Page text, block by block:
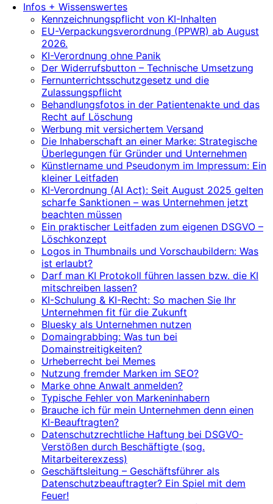
Infos + Wissenswertes
Kennzeichnungspflicht von KI-Inhalten
EU-Verpackungsverordnung (PPWR) ab August
2026.
KI-Verordnung ohne Panik
Der Widerrufsbutton – Technische Umsetzung
Fernunterrichtsschutzgesetz und die
Zulassungspflicht
Behandlungsfotos in der Patientenakte und das
Recht auf Löschung
Werbung mit versichertem Versand
Die Inhaberschaft an einer Marke: Strategische
Überlegungen für Gründer und Unternehmen
Künstlername und Pseudonym im Impressum: Ein
kleiner Leitfaden
KI-Verordnung (AI Act): Seit August 2025 gelten
scharfe Sanktionen – was Unternehmen jetzt
beachten müssen
Ein praktischer Leitfaden zum eigenen DSGVO –
Löschkonzept
Logos in Thumbnails und Vorschaubildern: Was
ist erlaubt?
Darf man KI Protokoll führen lassen bzw. die KI
mitschreiben lassen?
KI-Schulung & KI-Recht: So machen Sie Ihr
Unternehmen fit für die Zukunft
Bluesky als Unternehmen nutzen
Domaingrabbing: Was tun bei
Domainstreitigkeiten?
Urheberrecht bei Memes
Nutzung fremder Marken im SEO?
Marke ohne Anwalt anmelden?
Typische Fehler von Markeninhabern
Brauche ich für mein Unternehmen denn einen
KI-Beauftragten?
Datenschutzrechtliche Haftung bei DSGVO-
Verstößen durch Beschäftigte (sog.
Mitarbeiterexzess)
Geschäftsleitung – Geschäftsführer als
Datenschutzbeauftragter? Ein Spiel mit dem
Feuer!